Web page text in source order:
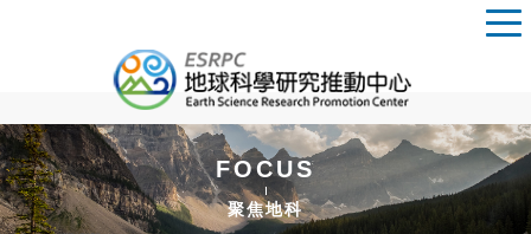
FOCUS
聚焦地科